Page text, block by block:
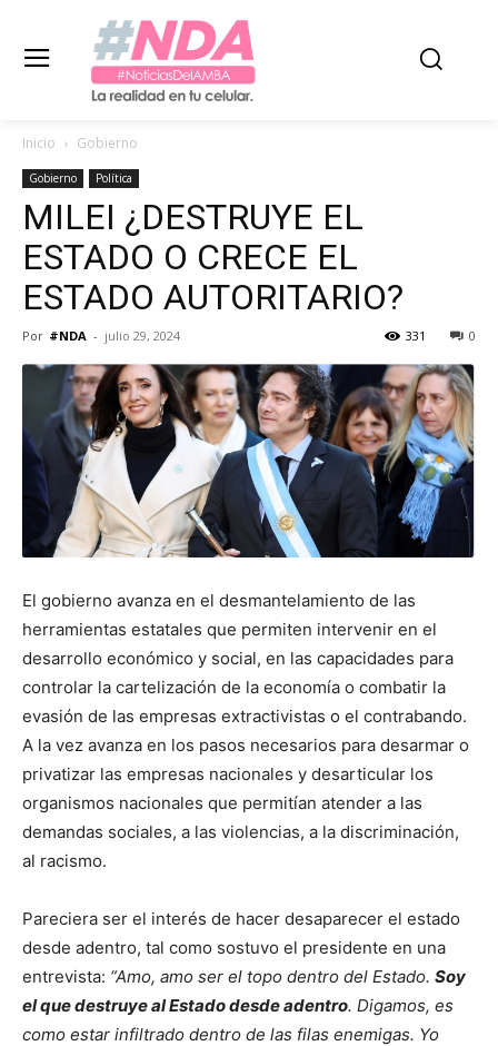
Inicio Gobierno
Gobierno Política
MILEI ¿DESTRUYE EL
ESTADO O CRECE EL
ESTADO AUTORITARIO?
Por #NDA - julio 29, 2024 0
331
El gobierno avanza en el desmantelamiento de las
herramientas estatales que permiten intervenir en el
desarrollo económico y social, en las capacidades para
controlar la cartelización de la economía o combatir la
evasión de las empresas extractivistas o el contrabando.
A la vez avanza en los pasos necesarios para desarmar o
privatizar las empresas nacionales y desarticular los
organismos nacionales que permitían atender a las
demandas sociales, a las violencias, a la discriminación,
al racismo.
Pareciera ser el interés de hacer desaparecer el estado
desde adentro, tal como sostuvo el presidente en una
entrevista: “Amo, amo ser el topo dentro del Estado. Soy
el que destruye al Estado desde adentro. Digamos, es
como estar infiltrado dentro de las filas enemigas. Yo